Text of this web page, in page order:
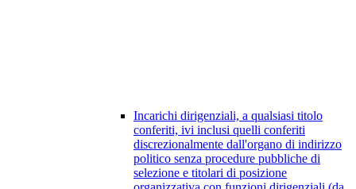
Incarichi dirigenziali, a qualsiasi titolo
conferiti, ivi inclusi quelli conferiti
discrezionalmente dall'organo di indirizzo
politico senza procedure pubbliche di
selezione e titolari di posizione